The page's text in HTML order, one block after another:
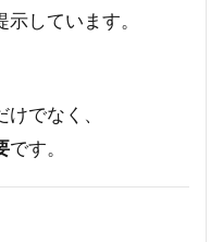
示しています。
でなく、
です。